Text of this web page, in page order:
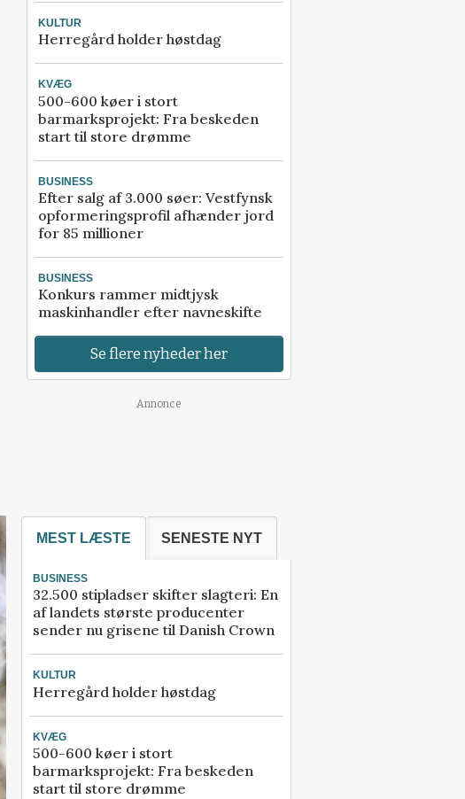
KULTUR
Herregård holder høstdag
KVÆG
500-600 køer i stort
barmarksprojekt: Fra beskeden
start til store drømme
BUSINESS
Efter salg af 3.000 søer: Vestfynsk
opformeringsprofil afhænder jord
for 85 millioner
BUSINESS
Konkurs rammer midtjysk
maskinhandler efter navneskifte
Se flere nyheder her
Annonce
MEST LÆSTE SENESTE NYT
BUSINESS
32.500 stipladser skifter slagteri: En
af landets største producenter
sender nu grisene til Danish Crown
KULTUR
Herregård holder høstdag
KVÆG
500-600 køer i stort
barmarksprojekt: Fra beskeden
start til store drømme